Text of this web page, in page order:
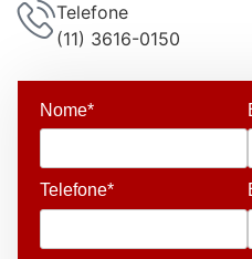
Telefone
(11) 3616-0150
Nome*
Telefone*